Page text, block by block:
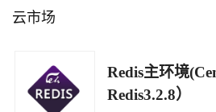
云市场
Redis主环境
Redis3.2.8）